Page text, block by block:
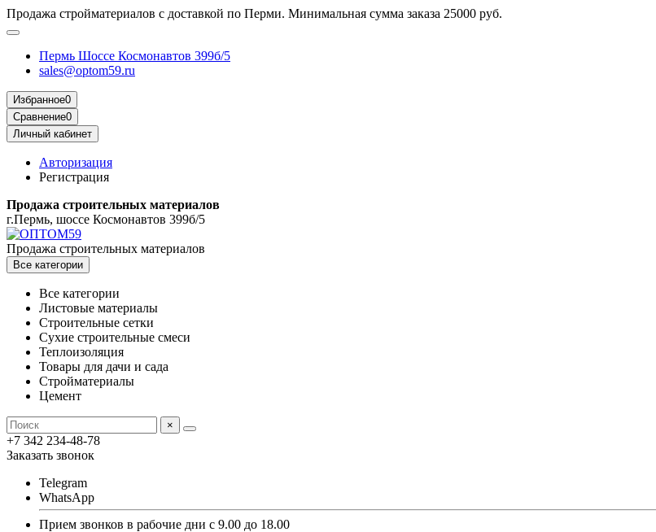
Продажа стройматериалов с доставкой по Перми. Минимальная сумма заказа 25000 руб.
Пермь Шоссе Космонавтов 399б/5
sales@optom59.ru
Избранное0
Сравнение0
Личный кабинет
Авторизация
Регистрация
Продажа строительных материалов
г.Пермь, шоссе Космонавтов 399б/5
Продажа строительных материалов
Все категории
Все категории
Листовые материалы
Строительные сетки
Сухие строительные смеси
Теплоизоляция
Товары для дачи и сада
Стройматериалы
Цемент
×
+7 342 234-48-78
Заказать звонок
Telegram
WhatsApp
Прием звонков в рабочие дни с 9.00 до 18.00